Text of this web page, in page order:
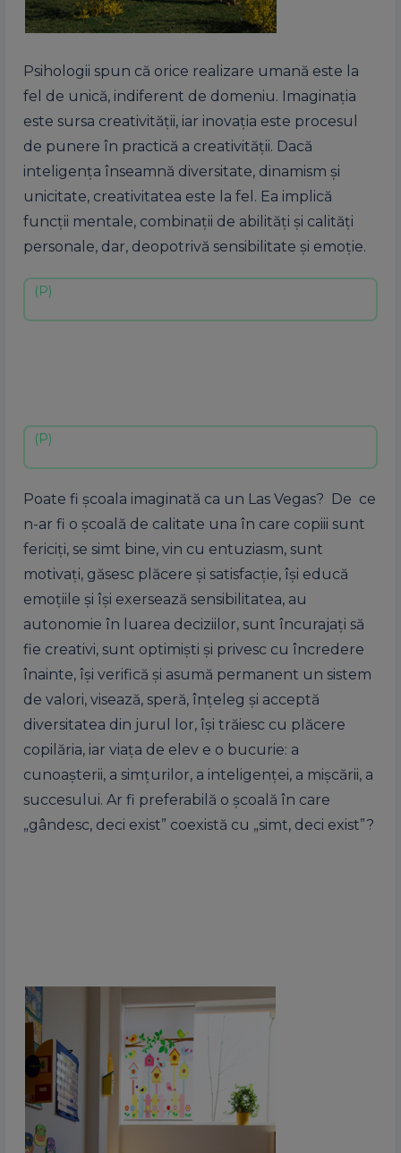
Psihologii spun că orice realizare umană este la
fel de unică, indiferent de domeniu. Imaginaţia
este sursa creativităţii, iar inovaţia este procesul
de punere în practică a creativităţii. Dacă
inteligenţa înseamnă diversitate, dinamism şi
unicitate, creativitatea este la fel. Ea implică
funcţii mentale, combinaţii de abilităţi şi calităţi
personale, dar, deopotrivă sensibilitate şi emoţie.
Poate fi şcoala imaginată ca un Las Vegas? De ce
n-ar fi o şcoală de calitate una în care copiii sunt
fericiţi, se simt bine, vin cu entuziasm, sunt
motivaţi, găsesc plăcere şi satisfacţie, îşi educă
emoţiile şi îşi exersează sensibilitatea, au
autonomie în luarea deciziilor, sunt încurajaţi să
fie creativi, sunt optimişti şi privesc cu încredere
înainte, îşi verifică şi asumă permanent un sistem
de valori, visează, speră, înţeleg şi acceptă
diversitatea din jurul lor, îşi trăiesc cu plăcere
copilăria, iar viaţa de elev e o bucurie: a
cunoaşterii, a simţurilor, a inteligenţei, a mişcării, a
succesului. Ar fi preferabilă o şcoală în care
„gândesc, deci exist” coexistă cu „simt, deci exist”?